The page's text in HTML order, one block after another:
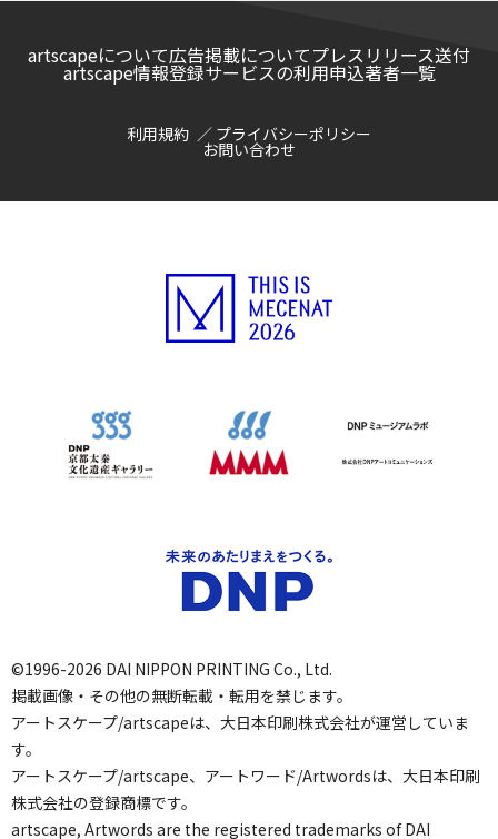
artscapeについて広告掲載についてプレスリリース送付
artscape情報登録サービスの利用申込著者一覧
利用規約 プライバシーポリシー
お問い合わせ
©1996-2026 DAI NIPPON PRINTING Co., Ltd.
掲載画像・その他の無断転載・転用を禁じます。
アートスケープ/artscapeは、大日本印刷株式会社が運営していま
す。
アートスケープ/artscape、アートワード/Artwordsは、大日本印刷
株式会社の登録商標です。
artscape, Artwords are the registered trademarks of DAI